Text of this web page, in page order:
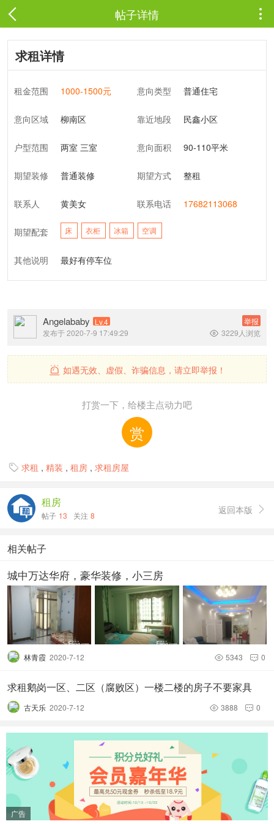
帖子详情 
求租详情
租金范围 1000-1500元 意向类型 普通住宅
意向区域 柳南区 靠近地段 民鑫小区
户型范围 两室 三室 意向面积 90-110平米
期望装修 普通装修 期望方式 整租
联系人 黄美女 联系电话 17682113068
期望配套 床 衣柜 冰箱 空调
其他说明 最好有停车位
Angelababy Lv.4
举报
发布于 2020-7-9 17:49:29
 3229人浏览
 如遇无效、虚假、诈骗信息，请立即举报！
打赏一下，给楼主点动力吧
赏
 求租 , 精装 , 租房 , 求租房屋
租房
帖子 13 关注 8 返回本版 
相关帖子
城中万达华府，豪华装修，小三房
林青霞 2020-7-12  0
 5343
求租鹅岗一区、二区（腐败区）一楼二楼的房子不要家具
古天乐 2020-7-12  0
 3888
广告